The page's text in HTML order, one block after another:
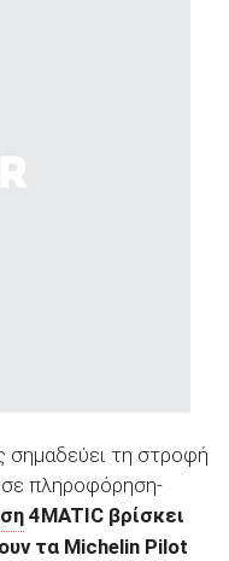
σημαδεύει τη στροφή
πληροφόρηση-
4MATIC βρίσκει
τα Michelin Pilot